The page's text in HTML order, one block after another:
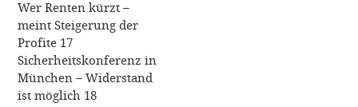
Wer Renten kürzt –
meint Steigerung der
Profite 17
Sicherheitskonferenz in
München – Widerstand
ist möglich 18